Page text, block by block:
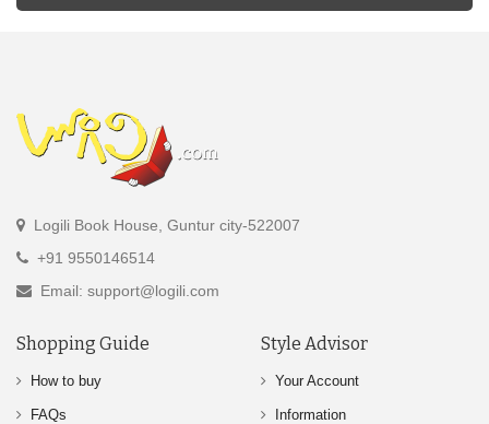
Logili Book House, Guntur city-522007
+91 9550146514
Email: support@logili.com
Shopping Guide
How to buy
FAQs
Style Advisor
Your Account
Information